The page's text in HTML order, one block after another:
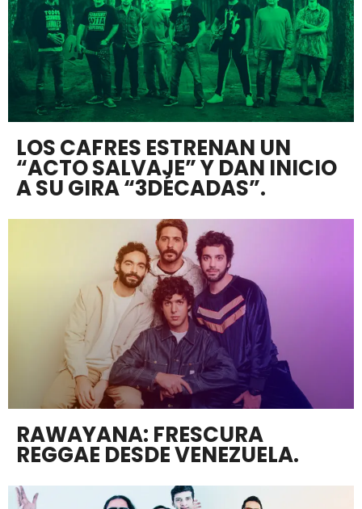
LOS CAFRES ESTRENAN UN
“ACTO SALVAJE” Y DAN INICIO
A SU GIRA “3DÉCADAS”.
RAWAYANA: FRESCURA
REGGAE DESDE VENEZUELA.